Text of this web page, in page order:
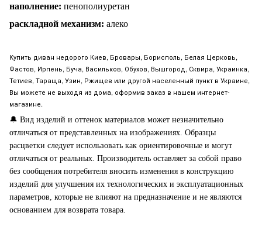
наполнение: пенополиуретан
раскладной механизм: алеко
Купить диван недорого Киев, Бровары, Борисполь, Белая Церковь,
Фастов, Ирпень, Буча, Васильков, Обухов, Вышгород, Сквира, Украинка,
Тетиев, Тараща, Узин, Ржищев или другой населенный пункт в Украине,
Вы можете не выходя из дома, оформив заказ в нашем интернет-
магазине.
🔔 Вид изделий и оттенок материалов может незначительно
отличаться от представленных на изображениях. Образцы
расцветки следует использовать как ориентировочные и могут
отличаться от реальных. Производитель оставляет за собой право
без сообщения потребителя вносить изменения в конструкцию
изделий для улучшения их технологических и эксплуатационных
параметров, которые не влияют на предназначение и не являются
основанием для возврата товара.